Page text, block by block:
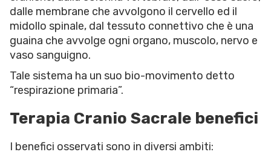
dalle membrane che avvolgono il cervello ed il
midollo spinale, dal tessuto connettivo che è una
guaina che avvolge ogni organo, muscolo, nervo e
vaso sanguigno.
Tale sistema ha un suo bio-movimento detto
“respirazione primaria”.
Terapia Cranio Sacrale benefici
I benefici osservati sono in diversi ambiti: